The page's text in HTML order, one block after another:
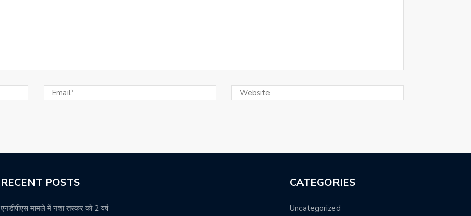
RECENT POSTS
एनडीपीएस मामले में नशा तस्कर को 2 वर्ष
CATEGORIES
Uncategorized